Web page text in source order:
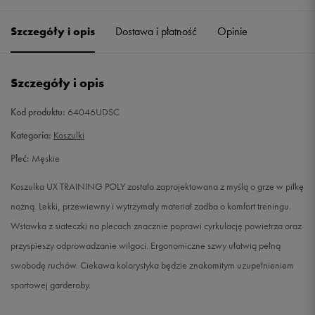
M Powiadom o dostępności
XXL Powiadom o dostępności
Szczegóły i opis Dostawa i płatność Opinie
Szczegóły i opis
Kod produktu: 64046UDSC
Kategoria: Koszulki
Płeć: Męskie
Koszulka UX TRAINING POLY została zaprojektowana z myślą o grze w piłkę
nożną. Lekki, przewiewny i wytrzymały materiał zadba o komfort treningu.
Wstawka z siateczki na plecach znacznie poprawi cyrkulację powietrza oraz
przyspieszy odprowadzanie wilgoci. Ergonomiczne szwy ułatwią pełną
swobodę ruchów. Ciekawa kolorystyka będzie znakomitym uzupełnieniem
sportowej garderoby.